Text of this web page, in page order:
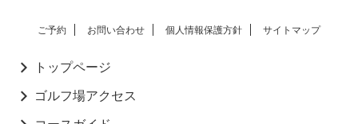
ご予約 お問い合わせ 個人情報保護方針 サイトマップ
トップページ
ゴルフ場アクセス